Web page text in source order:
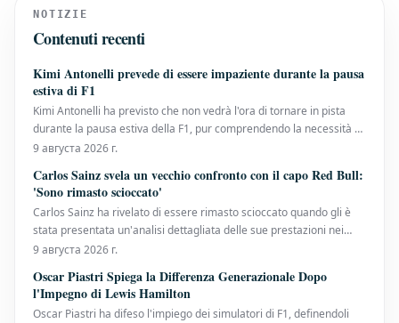
NOTIZIE
Contenuti recenti
Kimi Antonelli prevede di essere impaziente durante la pausa
estiva di F1
Kimi Antonelli ha previsto che non vedrà l'ora di tornare in pista
durante la pausa estiva della F1, pur comprendendo la necessità di
staccare. L'italiano ha vissuto una prima metà di stagione positiva
campionato piloti. Il suo soli
9 августа 2026 г.
Carlos Sainz svela un vecchio confronto con il capo Red Bull:
'Sono rimasto scioccato'
Carlos Sainz ha rivelato di essere rimasto scioccato quando gli è
stata presentata un'analisi dettagliata delle sue prestazioni nei
suoi team precedenti al suo arrivo in Ferrari per la stagione 2021.
team principal della Fer
9 августа 2026 г.
Oscar Piastri Spiega la Differenza Generazionale Dopo
l'Impegno di Lewis Hamilton
Oscar Piastri ha difeso l'impiego dei simulatori di F1, definendoli